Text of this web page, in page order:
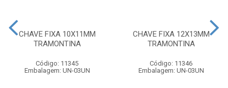
CHAVE FIXA 10X11MM
TRAMONTINA
Código: 11345
Embalagem: UN-03UN
CHAVE FIXA 12X13MM
TRAMONTINA
Código: 11346
Embalagem: UN-03UN